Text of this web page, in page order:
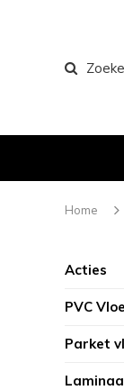
Home
Acties
PVC
Parket